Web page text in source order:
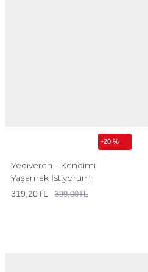
-20 %
Yediveren - Kendimi
Yaşamak İstiyorum
319,20TL 399,00TL